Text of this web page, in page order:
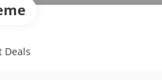
Deals